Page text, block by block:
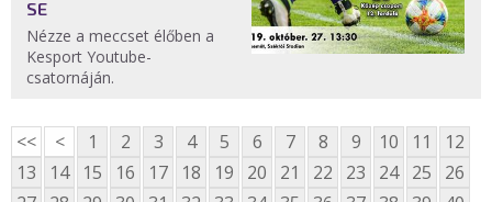
SE
Nézze a meccset élőben a
Kesport Youtube-
csatornáján.
<< < 1 2 3 4 5 6 7 8 9 10 11
12
13
14 15 16 17 18 19 20 21 22 23 24 25
26